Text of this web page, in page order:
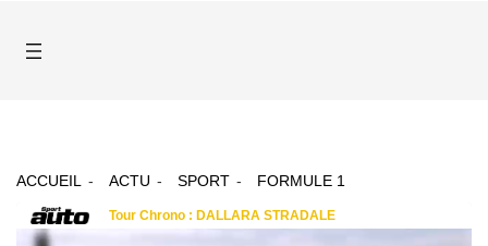
ACCUEIL ACTU SPORT FORMULE 1